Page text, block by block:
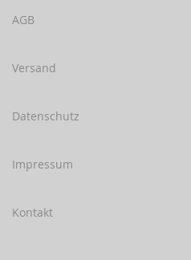
AGB
Versand
Datenschutz
Impressum
Kontakt